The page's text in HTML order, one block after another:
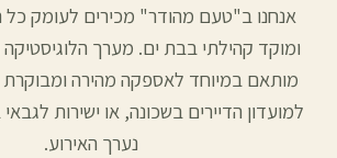
אנחנו ב"טעם מהודר" מכירים לעומק כל
ומוקד קהילתי בבת ים. מערך
מותאם במיוחד לאספקה מהירה ומבוקרת
למועדון הדיירים בשכונה, או ישירות
נערך האירוע.